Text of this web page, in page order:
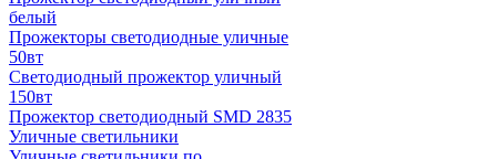
белый
Прожекторы светодиодные уличные
50вт
Светодиодный прожектор уличный
150вт
Прожектор светодиодный SMD 2835
Уличные светильники